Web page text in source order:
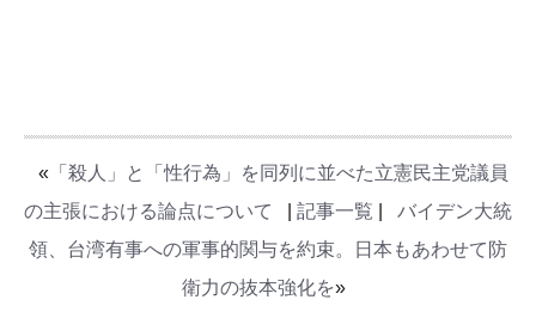
« 「殺人」と「性行為」を同列に並べた立憲民主党議員
の主張における論点について
記事一覧
バイデン大統
領、台湾有事への軍事的関与を約束。日本もあわせて防
衛力の抜本強化を»